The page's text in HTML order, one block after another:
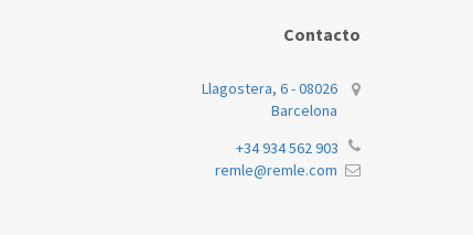
Contacto
Llagostera, 6 - 08026
Barcelona
+34 934 562 903
remle@remle.com